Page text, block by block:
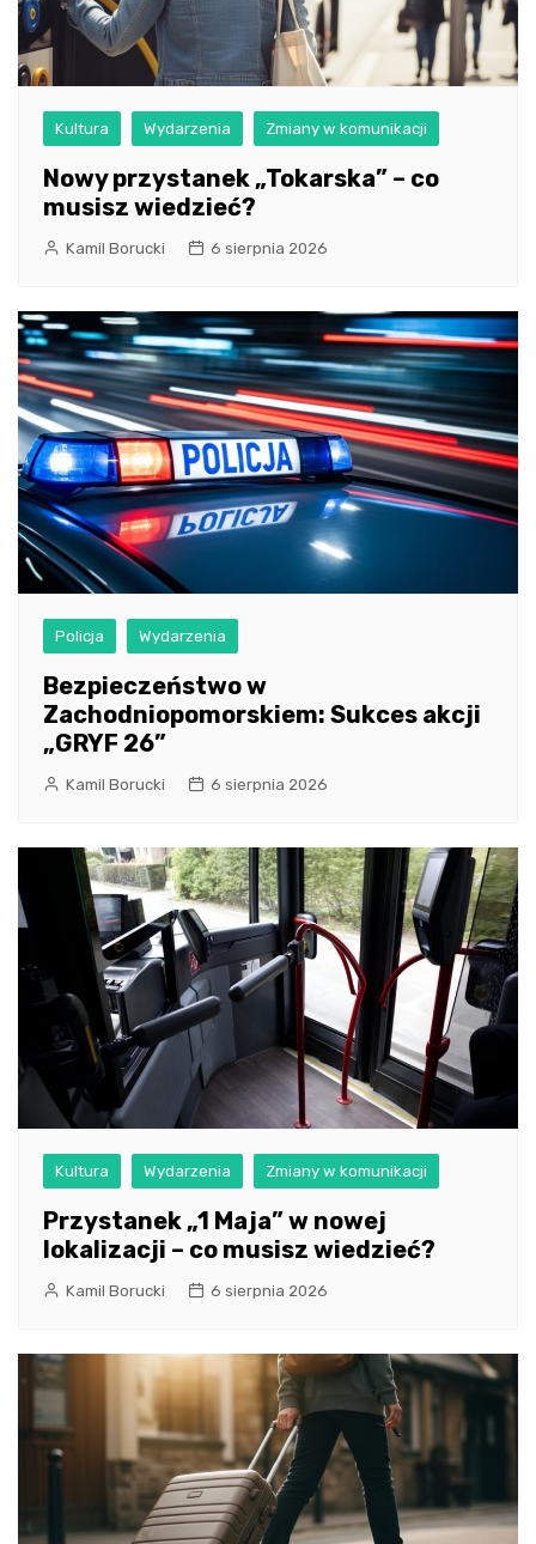
Kultura Wydarzenia Zmiany w komunikacji
Nowy przystanek „Tokarska” – co
musisz wiedzieć?
Kamil Borucki 6 sierpnia 2026
Policja Wydarzenia
Bezpieczeństwo w
Zachodniopomorskiem: Sukces akcji
„GRYF 26”
Kamil Borucki 6 sierpnia 2026
Kultura Wydarzenia Zmiany w komunikacji
Przystanek „1 Maja” w nowej
lokalizacji – co musisz wiedzieć?
Kamil Borucki 6 sierpnia 2026